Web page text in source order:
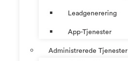
Leadgenerering
App-Tjenester
Administrerede Tjenester